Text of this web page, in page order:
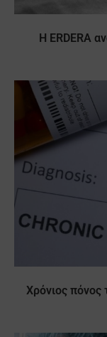
Η ERDERA
Χρόνιος πόνος